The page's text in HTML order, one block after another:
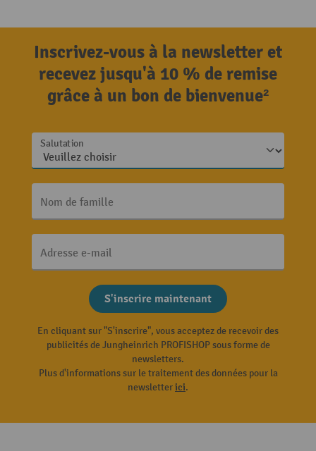
Inscrivez-vous à la newsletter et
recevez jusqu'à 10 % de remise
grâce à un bon de bienvenue²
Salutation
Nom de famille
Adresse e-mail
S'inscrire maintenant
En cliquant sur "S'inscrire", vous acceptez de recevoir des
publicités de Jungheinrich PROFISHOP sous forme de
newsletters.
Plus d'informations sur le traitement des données pour la
newsletterici.